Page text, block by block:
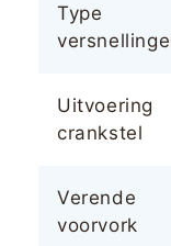
Type
Uitvoering
crankstel
Verende
voorvork